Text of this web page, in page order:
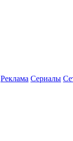
Реклама Сериалы